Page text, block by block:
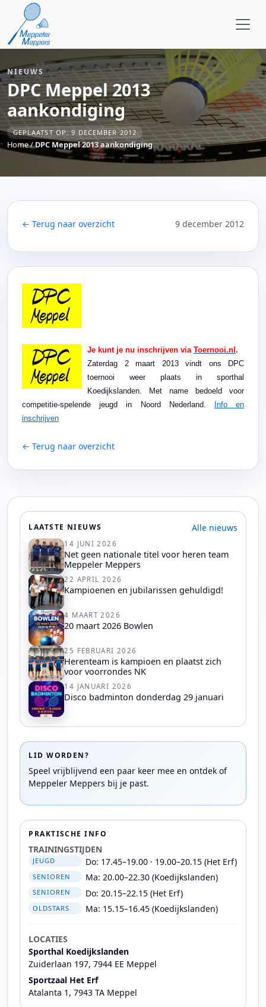
NIEUWS
DPC Meppel 2013
aankondiging
GEPLAATST OP: 9 DECEMBER 2012
Home/DPC Meppel 2013 aankondiging
← Terug naar overzicht 9 december 2012
Je kunt je nu inschrijven via Toernooi.nl .
Zaterdag 2 maart 2013 vindt ons DPC
toernooi weer plaats in sporthal
Koedijkslanden. Met name bedoeld voor
competitie-spelende jeugd in Noord Nederland.
Info en
inschrijven
← Terug naar overzicht
LAATSTE NIEUWS Alle nieuws
14 JUNI 2026
Net geen nationale titel voor heren team
Meppeler Meppers
22 APRIL 2026
Kampioenen en jubilarissen gehuldigd!
4 MAART 2026
20 maart 2026 Bowlen
25 FEBRUARI 2026
Herenteam is kampioen en plaatst zich
voor voorrondes NK
14 JANUARI 2026
Disco badminton donderdag 29 januari
LID WORDEN?
Speel vrijblijvend een paar keer mee en ontdek of
Meppeler Meppers bij je past.
PRAKTISCHE INFO
TRAININGSTIJDEN
JEUGD Do: 17.45–19.00 · 19.00–20.15 (Het Erf)
SENIOREN Ma: 20.00–22.30 (Koedijkslanden)
SENIOREN Do: 20.15–22.15 (Het Erf)
OLDSTARS Ma: 15.15–16.45 (Koedijkslanden)
LOCATIES
Sporthal Koedijkslanden
Zuiderlaan 197, 7944 EE Meppel
Sportzaal Het Erf
Atalanta 1, 7943 TA Meppel